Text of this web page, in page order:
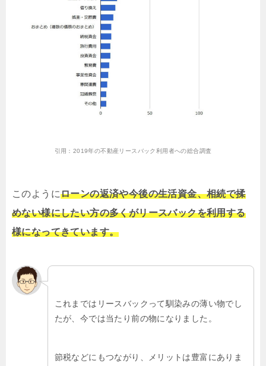
引用： 2019年の不動産リースバック利用者への総合調査
このようにローンの返済や今後の生活資金、相続で揉
めない様にしたい方の多くがリースバックを利用する
様になってきています。
これまではリースバックって馴染みの薄い物でし
たが、今では当たり前の物になりました。
節税などにもつながり、メリットは豊富にありま